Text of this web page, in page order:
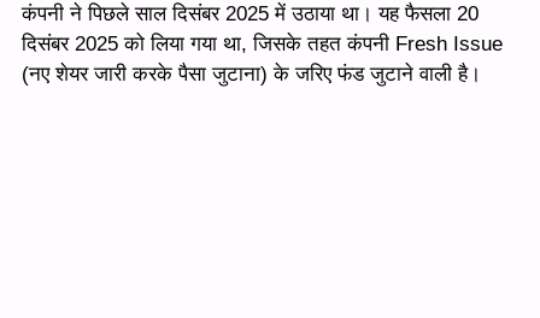
कंपनी ने पिछले साल दिसंबर 2025 में उठाया था। यह फैसला 20
दिसंबर 2025 को लिया गया था, जिसके तहत कंपनी Fresh Issue
(नए शेयर जारी करके पैसा जुटाना) के जरिए फंड जुटाने वाली है।